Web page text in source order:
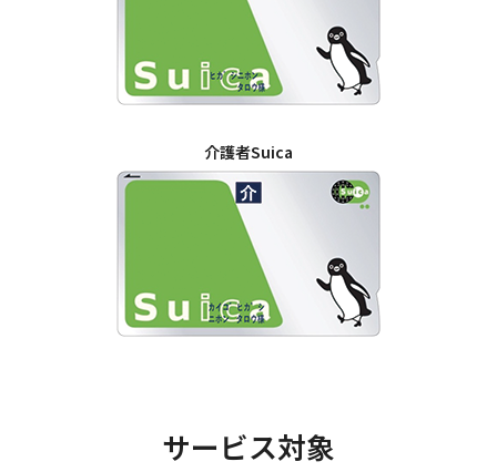
介護者Suica
サービス対象